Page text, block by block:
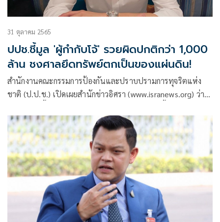
31 ตุลาคม 2565
ปปช.ชี้มูล 'ผู้กำกับโจ้' รวยผิดปกติกว่า 1,000
ล้าน ชงศาลยึดทรัพย์ตกเป็นของแผ่นดิน!
สำนักงานคณะกรรมการป้องกันและปราบปรามการทุจริตแห่ง
ชาติ (ป.ป.ช.) เปิดเผยสำนักข่าวอิศรา (www.isranews.org) ว่า
ร่ำรวยผิดปกติ